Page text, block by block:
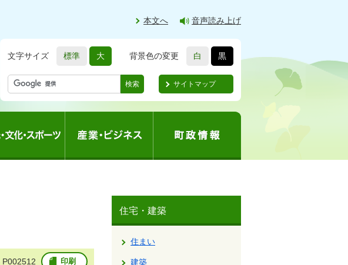
本文へ 音声読み上げ
文字サイズ 標準 大 背景色の変更 白 黒
検索 サイトマップ
P002512 印刷
住宅・建築
住まい
建築